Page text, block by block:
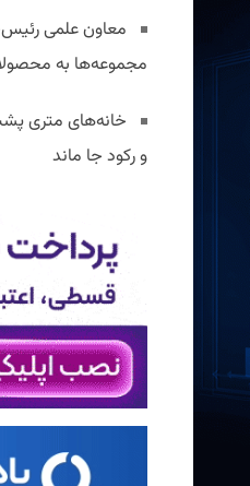
معاون علمی
مجموعه‌ها به
خانه‌های متری پشت
و رکود جا ماند